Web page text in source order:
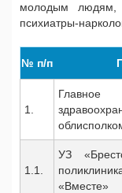
молодым людям,
психиатры-
№ п/п
1.
1.1.
УЗ
«Вместе»